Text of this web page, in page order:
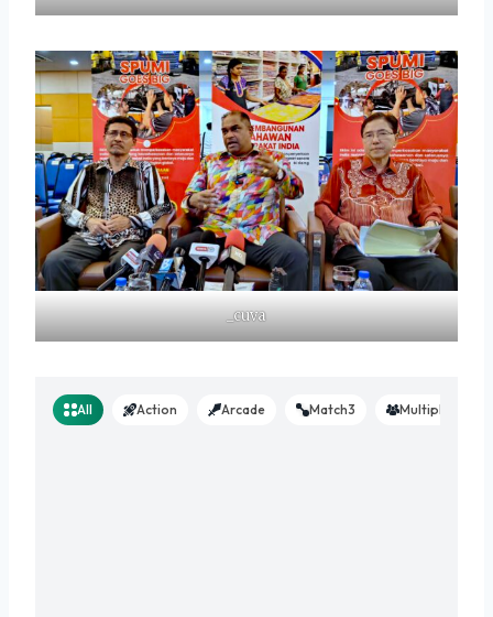
_cuva